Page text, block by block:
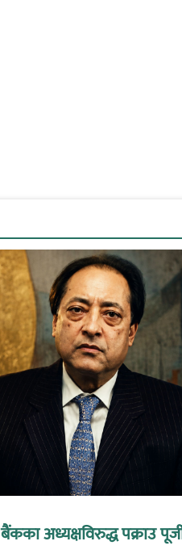
अध्यक्षविरुद्ध पक्राउ